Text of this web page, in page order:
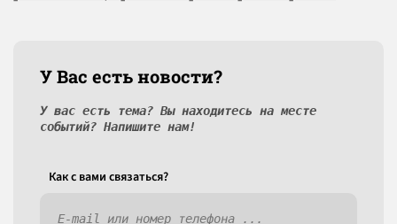
У Вас есть новости?
У вас есть тема? Вы находитесь на месте
событий? Напишите нам!
Как c вами связаться?